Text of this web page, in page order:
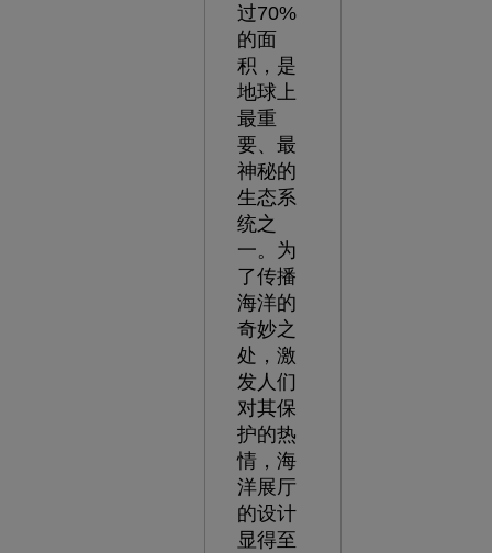
过70%
的面
积，是
地球上
最重
要、最
神秘的
生态系
统之
一。为
了传播
海洋的
奇妙之
处，激
发人们
对其保
护的热
情，海
洋展厅
的设计
显得至